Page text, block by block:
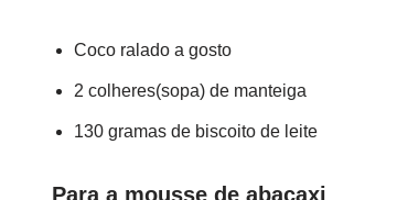
Coco ralado a gosto
2 colheres(sopa) de manteiga
130 gramas de biscoito de leite
Para a mousse de abacaxi